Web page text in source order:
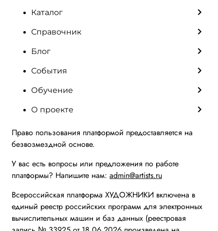
Каталог
Справочник
Блог
События
Обучение
О проекте
Право пользования платформой предоставляется на
безвозмездной основе.
У вас есть вопросы или предложения по работе
платформы? Напишите нам: admin@artists.ru
Всероссийская платформа ХУДОЖНИКИ включена в
единый реестр российских программ для электронных
вычислительных машин и баз данных (реестровая